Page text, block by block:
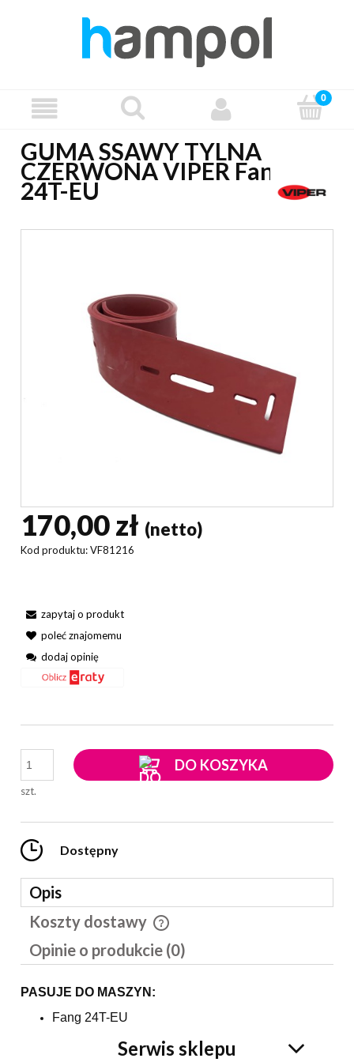
GUMA SSAWY TYLNA
CZERWONA VIPER Fang
24T-EU
170,00 zł (netto)
Kod produktu:VF81216
zapytaj o produkt
poleć znajomemu
dodaj opinię
szt.
DO KOSZYKA
Dostępny
Opis
Koszty dostawy
Cena nie zawiera ewentualnych kosztów płatności
Opinie o produkcie (0)
PASUJE DO MASZYN:
Fang 24T-EU
Serwis sklepu